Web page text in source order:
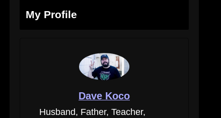
My Profile
Dave Koco
Husband, Father, Teacher,